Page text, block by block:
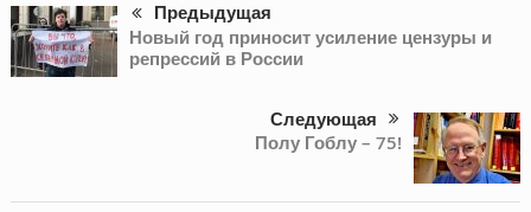
Предыдущая
Новый год приносит усиление цензуры и
репрессий в России
Следующая
Полу Гоблу – 75!